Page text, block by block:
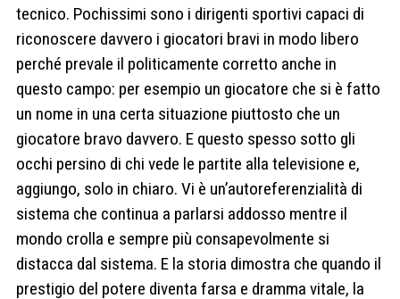
tecnico. Pochissimi sono i dirigenti sportivi capaci di
riconoscere davvero i giocatori bravi in modo libero
perché prevale il politicamente corretto anche in
questo campo: per esempio un giocatore che si è fatto
un nome in una certa situazione piuttosto che un
giocatore bravo davvero. E questo spesso sotto gli
occhi persino di chi vede le partite alla televisione e,
aggiungo, solo in chiaro. Vi è un’autoreferenzialità di
sistema che continua a parlarsi addosso mentre il
mondo crolla e sempre più consapevolmente si
distacca dal sistema. E la storia dimostra che quando il
prestigio del potere diventa farsa e dramma vitale, la